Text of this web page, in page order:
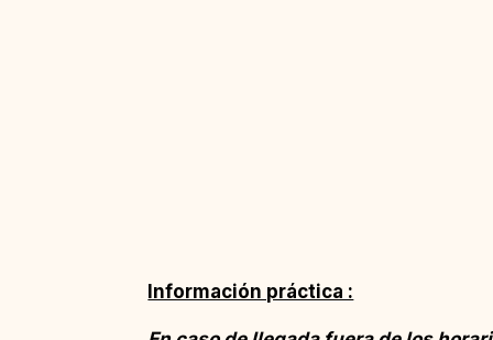
Información práctica :